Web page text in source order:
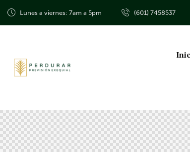
Lunes a viernes: 7am a 5pm (601) 7458537